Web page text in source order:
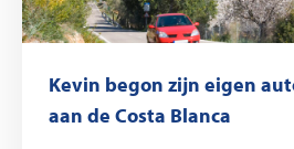
Kevin begon zijn eigen
aan de Costa Blanca